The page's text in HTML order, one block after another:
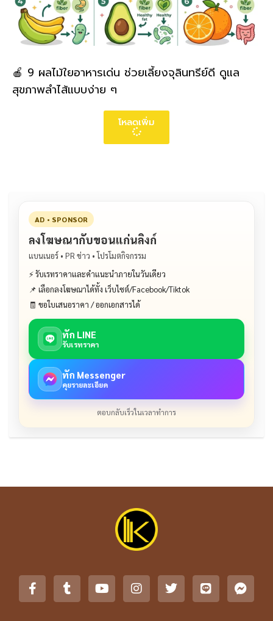
🍎 9 ผลไม้ใยอาหารเด่น ช่วยเลี้ยงจุลินทรีย์ดี ดูแล
สุขภาพลำไส้แบบง่าย ๆ
โหลดเพิ่ม
AD • SPONSOR
ลงโฆษณากับขอนแก่นลิงก์
แบนเนอร์ • PR ข่าว • โปรโมตกิจกรรม
⚡ รับเรทราคาและคำแนะนำภายในวันเดียว
📌 เลือกลงโฆษณาได้ทั้ง เว็บไซต์/Facebook/Tiktok
🧾 ขอใบเสนอราคา / ออกเอกสารได้
ทัก LINE
รับเรทราคา
ทัก Messenger
คุยรายละเอียด
ตอบกลับเร็วในเวลาทำการ